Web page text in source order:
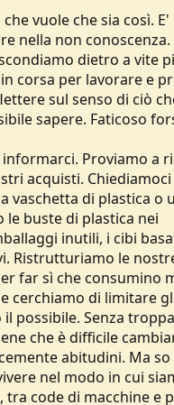
vuole che sia così.
nella non
dietro a vite
corsa per lavorare e
sul senso di ciò
sapere. Faticoso
Proviamo a
acquisti. Chiediamoci
vaschetta di plastica o
buste di plastica nei
inutili, i cibi
Ristrutturiamo le
far sì che consumino
cerchiamo di limitare
possibile. Senza
che è difficile
abitudini. Ma so
nel modo in cui
code di macchine e